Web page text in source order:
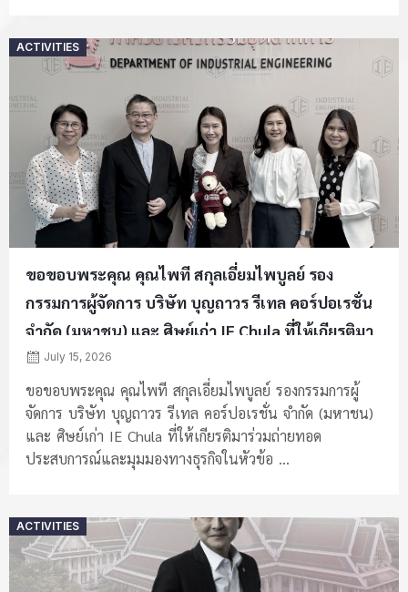
ACTIVITIES
ขอขอบพระคุณ คุณไพที สกุลเอี่ยมไพบูลย์ รอง
กรรมการผู้จัดการ บริษัท บุญถาวร รีเทล คอร์ปอเรชั่น
จำกัด (มหาชน) และ ศิษย์เก่า IE Chula ที่ให้เกียรติมา
ร่วมถ่ายทอดประสบการณ์และมุมมองทางธุรกิจใน
หัวข้อ Value Chain in the Uncertain World From
Value Chain to Value Ecosystem: กรอบคิดใหม่
สำหรับผู้นำธุรกิจยุคนี้
Posted
on
July 15, 2026
ขอขอบพระคุณ คุณไพที สกุลเอี่ยมไพบูลย์ รองกรรมการผู้
จัดการ บริษัท บุญถาวร รีเทล คอร์ปอเรชั่น จำกัด (มหาชน)
และ ศิษย์เก่า IE Chula ที่ให้เกียรติมาร่วมถ่ายทอด
ประสบการณ์และมุมมองทางธุรกิจในหัวข้อ ...
ACTIVITIES
Posted
on